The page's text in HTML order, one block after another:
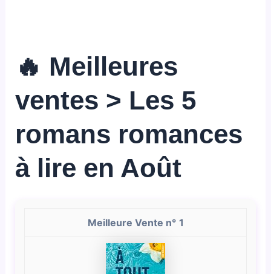
🔥 Meilleures
ventes > Les 5
romans romances
à lire en Août
1